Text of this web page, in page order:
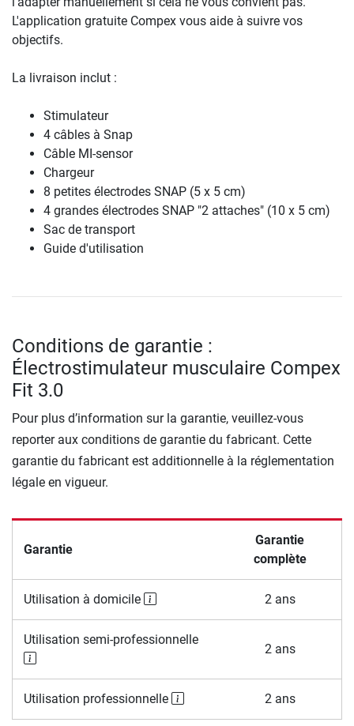
L'application gratuite Compex vous aide à suivre vos
objectifs.
La livraison inclut :
Stimulateur
4 câbles à Snap
Câble MI-sensor
Chargeur
8 petites électrodes SNAP (5 x 5 cm)
4 grandes électrodes SNAP "2 attaches" (10 x 5 cm)
Sac de transport
Guide d'utilisation
Conditions de garantie :
Électrostimulateur musculaire Compex
Fit 3.0
Pour plus d’information sur la garantie, veuillez-vous
reporter aux conditions de garantie du fabricant. Cette
garantie du fabricant est additionnelle à la réglementation
légale en vigueur.
Garantie
Garantie
complète
Utilisation à domicile 2 ans
Utilisation semi-professionnelle
2 ans
Utilisation professionnelle 2 ans